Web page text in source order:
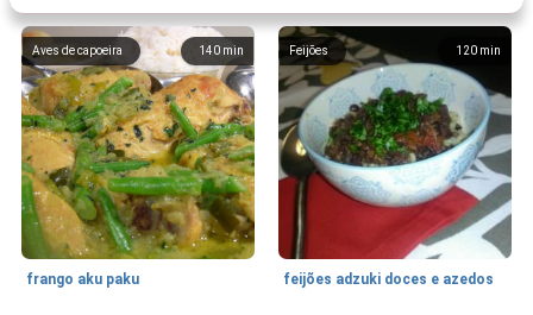
140 min
Aves de capoeira
frango aku paku
120 min
Feijões
feijões adzuki doces e azedos